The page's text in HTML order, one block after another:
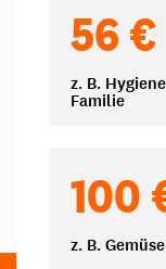
56 €
z. B.
Familie
100
z. B.